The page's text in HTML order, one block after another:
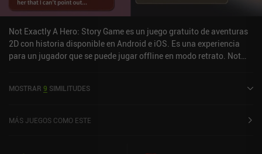
Not Exactly A Hero: Story Game es un juego gratuito de aventuras
2D con historia disponible en Android e iOS. Es una experiencia
para un jugador que se puede jugar offline en modo retrato. Not
en la App Store de iOS.
MOSTRAR 9 SIMILITUDES
MÁS JUEGOS COMO ESTE